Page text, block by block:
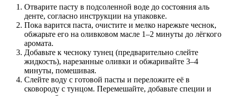
Отварите пасту в подсоленной воде до состояния аль
денте, согласно инструкции на упаковке.
Пока варится паста, очистите и мелко нарежьте чеснок,
обжарьте его на оливковом масле 1–2 минуты до лёгкого
аромата.
Добавьте к чесноку тунец (предварительно слейте
жидкость), нарезанные оливки и обжаривайте 3–4
минуты, помешивая.
Слейте воду с готовой пасты и переложите её в
сковороду с тунцом. Перемешайте, добавьте специи и